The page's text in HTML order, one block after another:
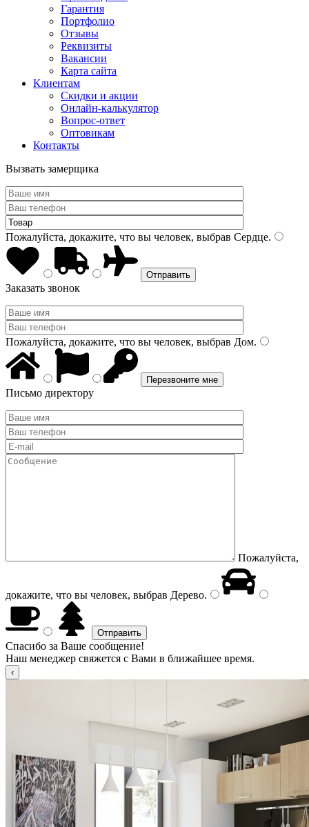
Гарантия
Портфолио
Отзывы
Реквизиты
Вакансии
Карта сайта
Клиентам
Скидки и акции
Онлайн-калькулятор
Вопрос-ответ
Оптовикам
Контакты
Вызвать замерщика
Пожалуйста, докажите, что вы человек, выбрав Сердце.
Заказать звонок
Пожалуйста, докажите, что вы человек, выбрав Дом.
Письмо директору
Пожалуйста,
докажите, что вы человек, выбрав Дерево.
Спасибо за Ваше сообщение!
Наш менеджер свяжется с Вами в ближайшее время.